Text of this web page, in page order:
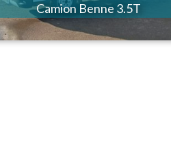
Camion Benne 3.5T